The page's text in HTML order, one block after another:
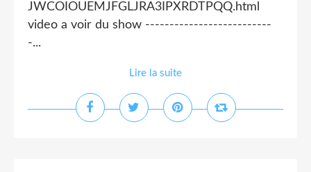
JWCOIOUEMJFGLJRA3IPXRDTPQQ.html
video a voir du show --------------------------
-...
Lire la suite